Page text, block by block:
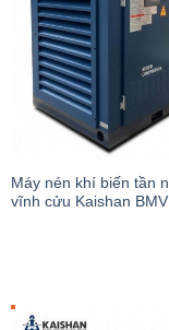
Máy nén khí biến tần
vĩnh cửu Kaishan